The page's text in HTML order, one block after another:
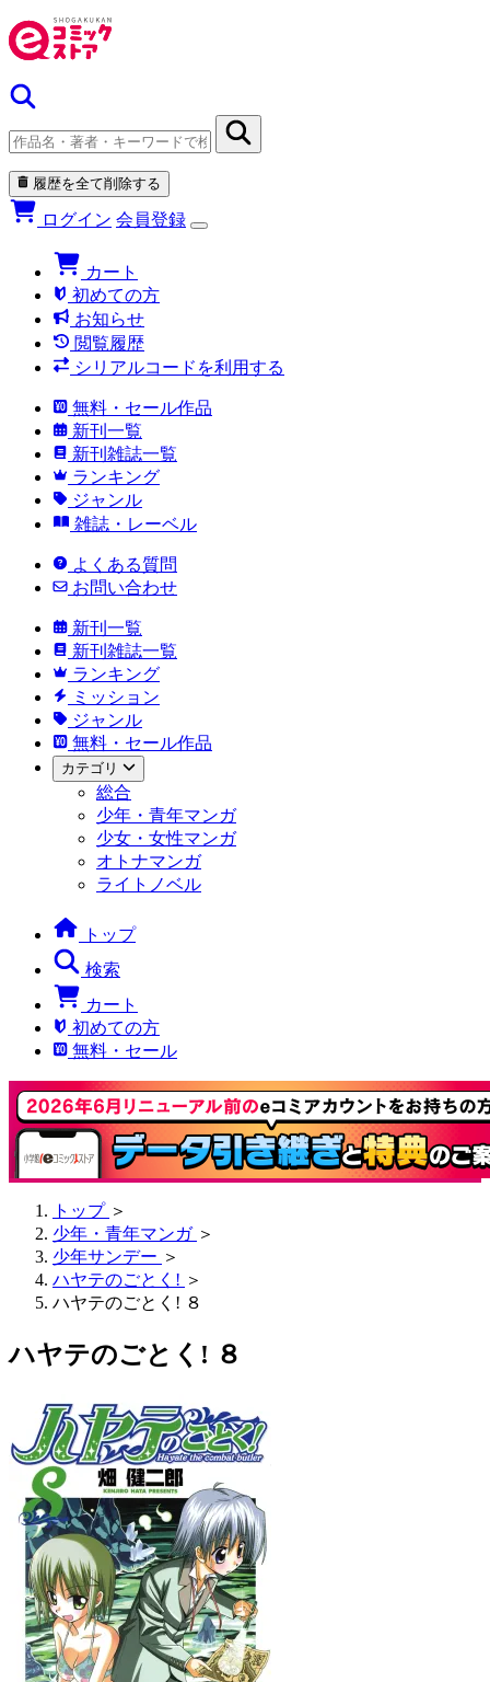
履歴を全て削除する
ログイン 会員登録
カート
初めての方
お知らせ
閲覧履歴
シリアルコードを利用する
無料・セール作品
新刊一覧
新刊雑誌一覧
ランキング
ジャンル
雑誌・レーベル
よくある質問
お問い合わせ
新刊一覧
新刊雑誌一覧
ランキング
ミッション
ジャンル
無料・セール作品
カテゴリ
総合
少年・青年マンガ
少女・女性マンガ
オトナマンガ
ライトノベル
トップ
検索
カート
初めての方
無料・セール
トップ ＞
少年・青年マンガ ＞
少年サンデー ＞
ハヤテのごとく! ＞
ハヤテのごとく! ８
ハヤテのごとく! ８